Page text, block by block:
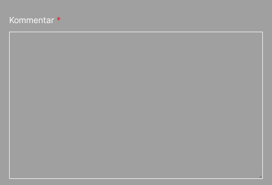
Kommentar *